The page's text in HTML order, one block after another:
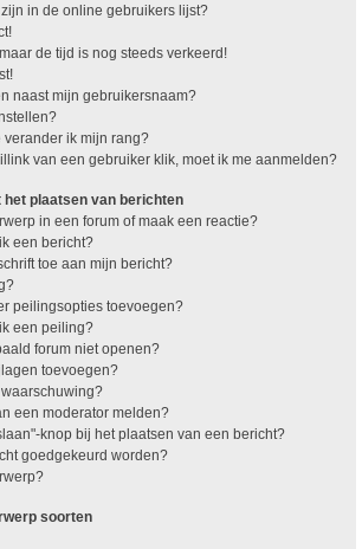
in de online gebruikers lijst?
de tijd is nog steeds verkeerd!
naast mijn gebruikersnaam?
verander ik mijn rang?
van een gebruiker klik, moet ik me aanmelden?
het plaatsen van berichten
in een forum of maak een reactie?
een bericht?
toe aan mijn bericht?
peilingsopties toevoegen?
een peiling?
forum niet openen?
toevoegen?
een moderator melden?
knop bij het plaatsen van een bericht?
goedgekeurd worden?
soorten